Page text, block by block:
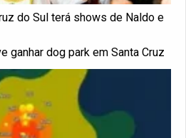
do Sul terá shows de Naldo e
ganhar dog park em Santa Cruz